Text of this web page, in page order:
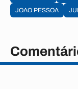
JOAO PESSOA